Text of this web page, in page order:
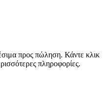
προς πώληση. Κάντε κλικ
πληροφορίες.